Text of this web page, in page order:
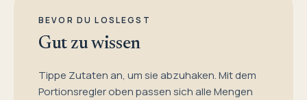
BEVOR DU LOSLEGST
Gut zu wissen
Tippe Zutaten an, um sie abzuhaken. Mit dem
Portionsregler oben passen sich alle Mengen